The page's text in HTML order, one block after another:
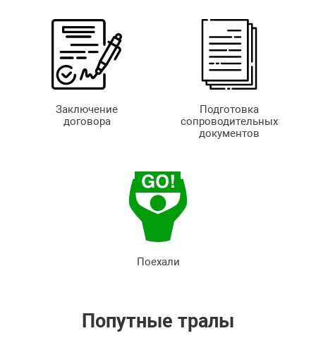
Заключение
договора
Подготовка
сопроводительных
документов
Поехали
Попутные тралы